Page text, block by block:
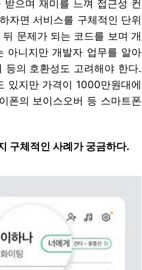
으며 재미를 느껴 접근성 컨
자면 서비스를 구체적인 단위
문제가 되는 코드를 보며 개
아니지만 개발자 업무를 알아
의 호환성도 고려해야 한다.
있지만 가격이 1000만원대에
폰의 보이스오버 등 스마트폰
구체적인 사례가 궁금하다.